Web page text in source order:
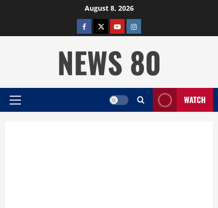
August 8, 2026
facebooktwitterYOUTUBE
instagram
NEWS 80
Primary
WATCH